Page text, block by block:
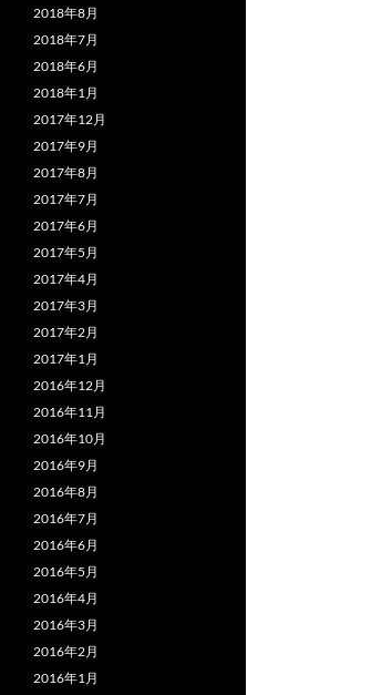
2018年8月
2018年7月
2018年6月
2018年1月
2017年12月
2017年9月
2017年8月
2017年7月
2017年6月
2017年5月
2017年4月
2017年3月
2017年2月
2017年1月
2016年12月
2016年11月
2016年10月
2016年9月
2016年8月
2016年7月
2016年6月
2016年5月
2016年4月
2016年3月
2016年2月
2016年1月